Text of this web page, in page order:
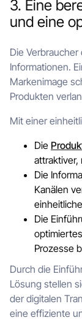
3. Eine
und eine
Die
Informationen.
Markenimage
Produkten
Mit einer
Die
attraktiver,
Die
Kanälen
Die
Prozesse
Durch die
Lösung stellen
der digitalen
eine effiziente